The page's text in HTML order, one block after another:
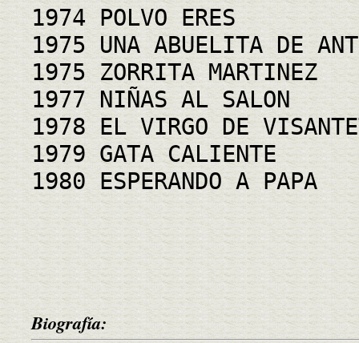
1974 POLVO ERES
1975 UNA ABUELITA DE
1975 ZORRITA MARTINEZ
1977 NIÑAS AL SALON
1978 EL VIRGO DE
1979 GATA CALIENTE
1980 ESPERANDO A PAPA
Biografía: